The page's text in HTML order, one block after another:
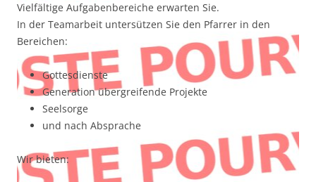
Vielfältige Aufgabenbereiche erwarten Sie.
In der Teamarbeit untersützen Sie den Pfarrer in den
Bereichen:
Gottesdienste
Generation übergreifende Projekte
Seelsorge
und nach Absprache
Wir bieten: